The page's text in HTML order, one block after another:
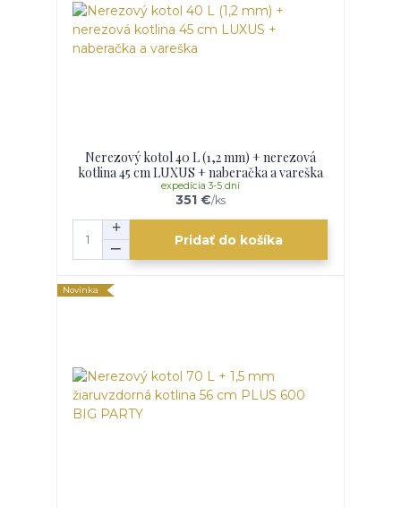
Nerezový kotol 40 L (1,2 mm) + nerezová
kotlina 45 cm LUXUS + naberačka a vareška
351 €/ks
expedícia 3-5 dní
Pridať do košíka
Novinka